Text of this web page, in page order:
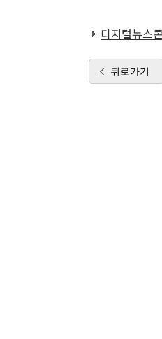
디지털뉴스
뒤로가기